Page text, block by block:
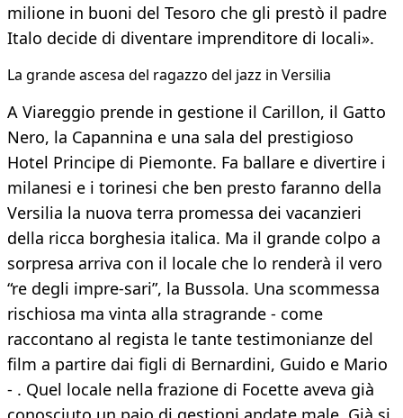
milione in buoni del Tesoro che gli prestò il padre
Italo decide di diventare imprenditore di locali».
La grande ascesa del ragazzo del jazz in Versilia
A Viareggio prende in gestione il Carillon, il Gatto
Nero, la Capannina e una sala del prestigioso
Hotel Principe di Piemonte. Fa ballare e divertire i
milanesi e i torinesi che ben presto faranno della
Versilia la nuova terra promessa dei vacanzieri
della ricca borghesia italica. Ma il grande colpo a
sorpresa arriva con il locale che lo renderà il vero
“re degli impre-sari”, la Bussola. Una scommessa
rischiosa ma vinta alla stragrande - come
raccontano al regista le tante testimonianze del
film a partire dai figli di Bernardini, Guido e Mario
- . Quel locale nella frazione di Focette aveva già